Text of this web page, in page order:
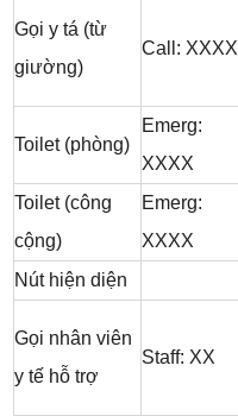
Gọi y tá (từ
giường)
Call: XXXX
Toilet (phòng)
Emerg:
XXXX
Toilet (công
cộng)
Emerg:
XXXX
Nút hiện diện
Gọi nhân viên
y tế hỗ trợ
Staff: XX